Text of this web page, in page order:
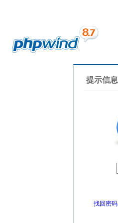
提示信息
找回密码